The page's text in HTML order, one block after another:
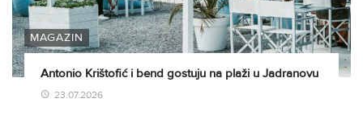
MAGAZIN
Antonio Krištofić i bend gostuju na plaži u Jadranovu
23.07.2026